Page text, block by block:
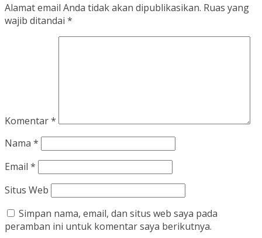
Alamat email Anda tidak akan dipublikasikan. Ruas yang
wajib ditandai *
Komentar*
Nama *
Email *
Situs Web
Simpan nama, email, dan situs web saya pada
peramban ini untuk komentar saya berikutnya.